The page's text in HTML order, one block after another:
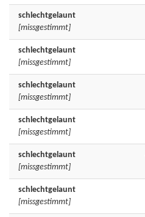
schlechtgelaunt
[missgestimmt]
schlechtgelaunt
[missgestimmt]
schlechtgelaunt
[missgestimmt]
schlechtgelaunt
[missgestimmt]
schlechtgelaunt
[missgestimmt]
schlechtgelaunt
[missgestimmt]